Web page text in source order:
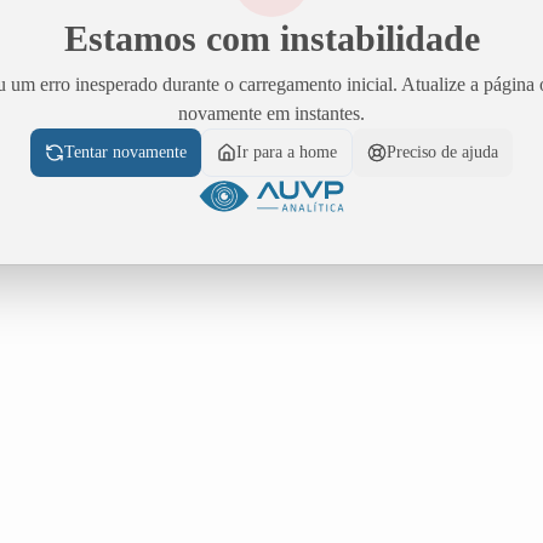
Estamos com instabilidade
um erro inesperado durante o carregamento inicial. Atualize a página
novamente em instantes.
Tentar novamente Ir para a home Preciso de ajuda